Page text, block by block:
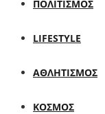
ΠΟΛΙΤΙΣΜΟΣ
LIFESTYLE
ΑΘΛΗΤΙΣΜΟΣ
ΚΟΣΜΟΣ